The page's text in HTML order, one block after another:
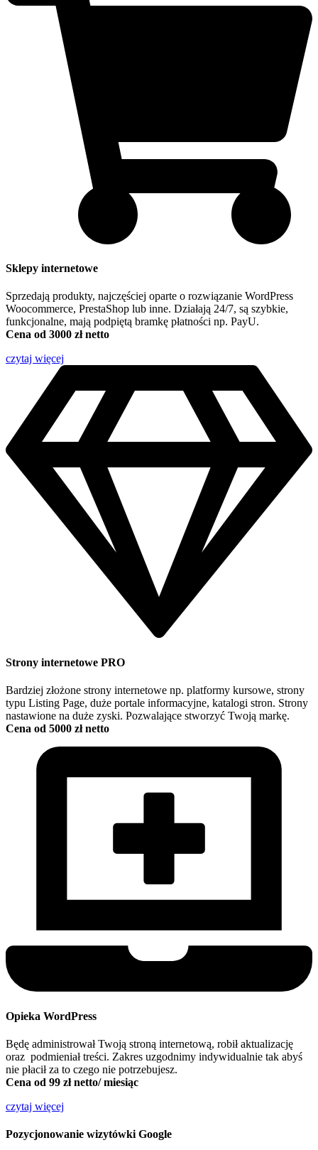
Sklepy internetowe
Sprzedają produkty, najczęściej oparte o rozwiązanie WordPress
Woocommerce, PrestaShop lub inne. Działają 24/7, są szybkie,
funkcjonalne, mają podpiętą bramkę płatności np. PayU.
Cena od 3000 zł netto
czytaj więcej
Strony internetowe PRO
Bardziej złożone strony internetowe np. platformy kursowe, strony
typu Listing Page, duże portale informacyjne, katalogi stron. Strony
nastawione na duże zyski. Pozwalające stworzyć Twoją markę.
Cena od 5000 zł netto
Opieka WordPress
Będę administrował Twoją stroną internetową, robił aktualizację
oraz podmieniał treści. Zakres uzgodnimy indywidualnie tak abyś
nie płacił za to czego nie potrzebujesz.
Cena od 99 zł netto/ miesiąc
czytaj więcej
Pozycjonowanie wizytówki Google